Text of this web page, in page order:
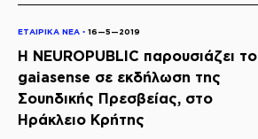
ΕΤΑΙΡΙΚΑ ΝΕΑ ◦ 16—5—2019
Η NEUROPUBLIC παρουσιάζει το
gaiasense σε εκδήλωση της
Σουηδικής Πρεσβείας, στο
Ηράκλειο Κρήτης